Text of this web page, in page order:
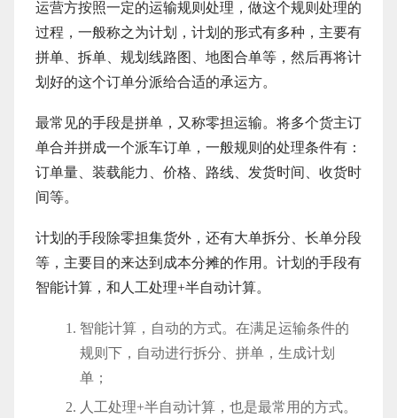
运营方按照一定的运输规则处理，做这个规则处理的
过程，一般称之为计划，计划的形式有多种，主要有
拼单、拆单、规划线路图、地图合单等，然后再将计
划好的这个订单分派给合适的承运方。
最常见的手段是拼单，又称零担运输。将多个货主订
单合并拼成一个派车订单，一般规则的处理条件有：
订单量、装载能力、价格、路线、发货时间、收货时
间等。
计划的手段除零担集货外，还有大单拆分、长单分段
等，主要目的来达到成本分摊的作用。计划的手段有
智能计算，和人工处理+半自动计算。
智能计算，自动的方式。在满足运输条件的
规则下，自动进行拆分、拼单，生成计划
单；
人工处理+半自动计算，也是最常用的方式。